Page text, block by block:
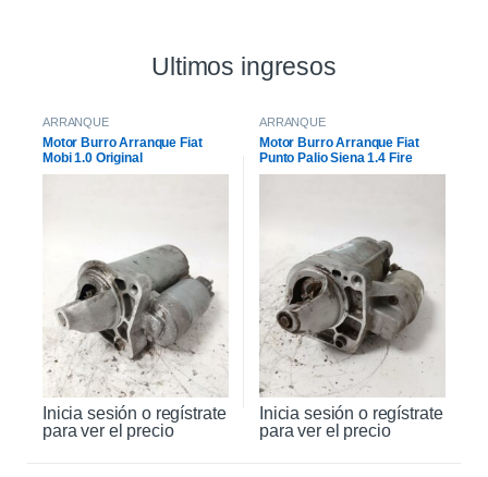
Ultimos ingresos
ARRANQUE
Motor Burro Arranque Fiat
Mobi 1.0 Original
Inicia sesión o regístrate
para ver el precio
ARRANQUE
Motor Burro Arranque Fiat
Punto Palio Siena 1.4 Fire
Original
Inicia sesión o regístrate
para ver el precio